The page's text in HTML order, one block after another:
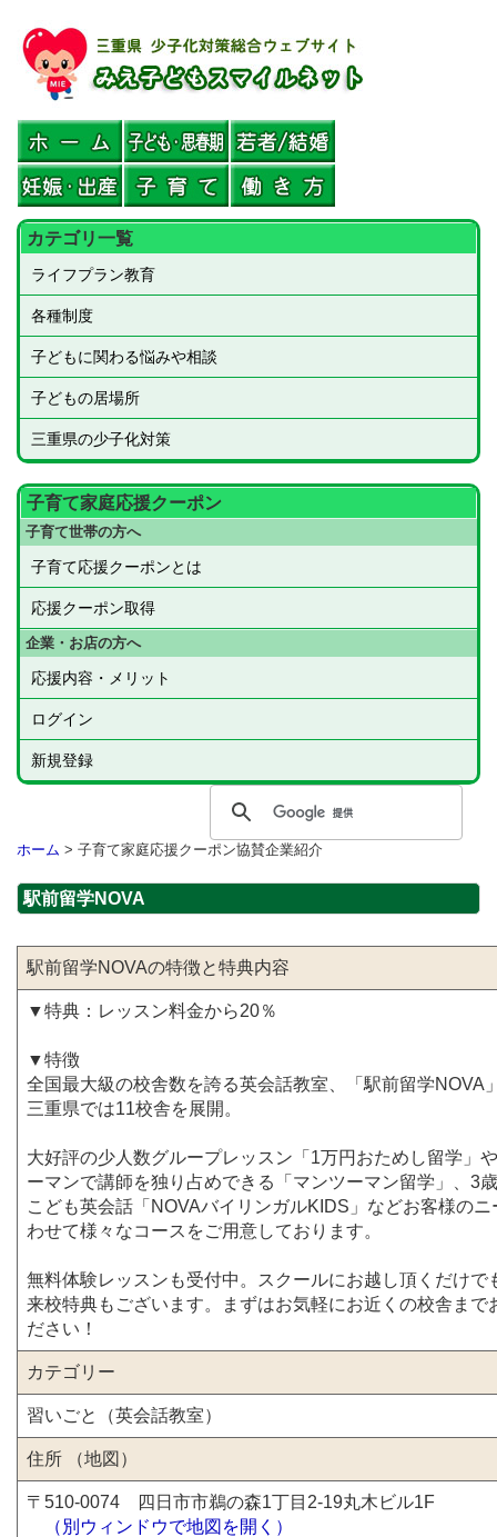
カテゴリ一覧
ライフプラン教育
各種制度
子どもに関わる悩みや相談
子どもの居場所
三重県の少子化対策
子育て家庭応援クーポン
子育て世帯の方へ
子育て応援クーポンとは
応援クーポン取得
企業・お店の方へ
応援内容・メリット
ログイン
新規登録
ホーム > 子育て家庭応援クーポン協賛企業紹介
駅前留学NOVA
駅前留学NOVAの特徴と特典内容
▼特典：レッスン料金から20％
▼特徴
全国最大級の校舎数を誇る英会話教室、「駅前留学NOVA
三重県では11校舎を展開。
大好評の少人数グループレッスン「1万円おためし留学」
ーマンで講師を独り占めできる「マンツーマン留学」、3
こども英会話「NOVAバイリンガルKIDS」などお客様のニ
わせて様々なコースをご用意しております。
無料体験レッスンも受付中。スクールにお越し頂くだけで
来校特典もございます。まずはお気軽にお近くの校舎まで
ださい！
カテゴリー
習いごと（英会話教室）
住所 （地図）
〒510-0074 四日市市鵜の森1丁目2-19丸木ビル1F
（別ウィンドウで地図を開く）